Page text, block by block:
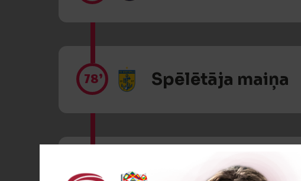
78’ Spēlētāja maiņa
78’ Spēlētāja maiņa